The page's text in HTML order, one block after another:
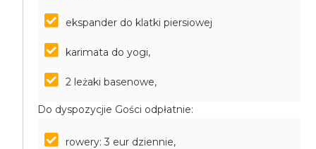
ekspander do klatki piersiowej
karimata do yogi,
2 leżaki basenowe,
Do dyspozycjie Gości odpłatnie:
rowery: 3 eur dziennie,